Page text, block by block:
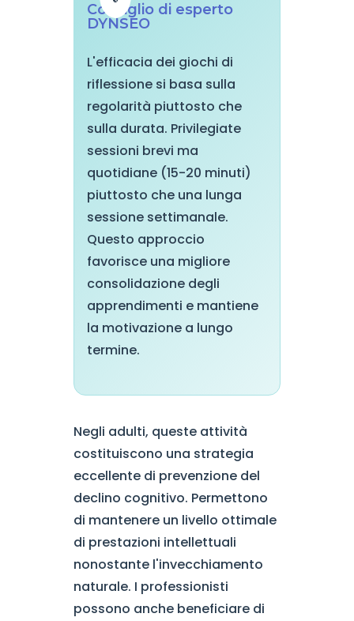
Consiglio di esperto
DYNSEO
L'efficacia dei giochi di
riflessione si basa sulla
regolarità piuttosto che
sulla durata. Privilegiate
sessioni brevi ma
quotidiane (15-20 minuti)
piuttosto che una lunga
sessione settimanale.
Questo approccio
favorisce una migliore
consolidazione degli
apprendimenti e mantiene
la motivazione a lungo
termine.
Negli adulti, queste attività
costituiscono una strategia
eccellente di prevenzione del
declino cognitivo. Permettono
di mantenere un livello ottimale
di prestazioni intellettuali
nonostante l'invecchiamento
naturale. I professionisti
possono anche beneficiare di